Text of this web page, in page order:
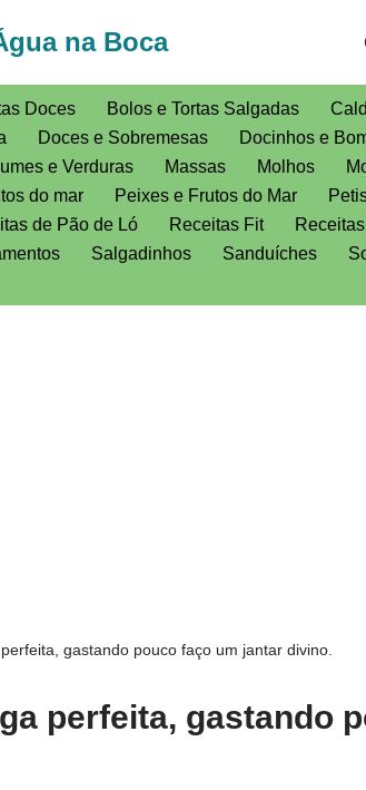
na Boca
Doces Bolos e Tortas Salgadas
Doces e Sobremesas Docinhos e
e Verduras Massas Molhos
do mar Peixes e Frutos do Mar
de Pão de Ló Receitas Fit
Salgadinhos Sanduíches
gastando pouco faço um jantar divino.
perfeita, gastando